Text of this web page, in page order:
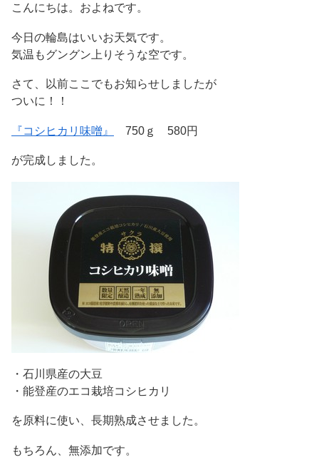
こんにちは。およねです。
今日の輪島はいいお天気です。
気温もグングン上りそうな空です。
さて、以前ここでもお知らせしましたが
ついに！！
『コシヒカリ味噌』 750ｇ 580円
が完成しました。
・石川県産の大豆
・能登産のエコ栽培コシヒカリ
を原料に使い、長期熟成させました。
もちろん、無添加です。